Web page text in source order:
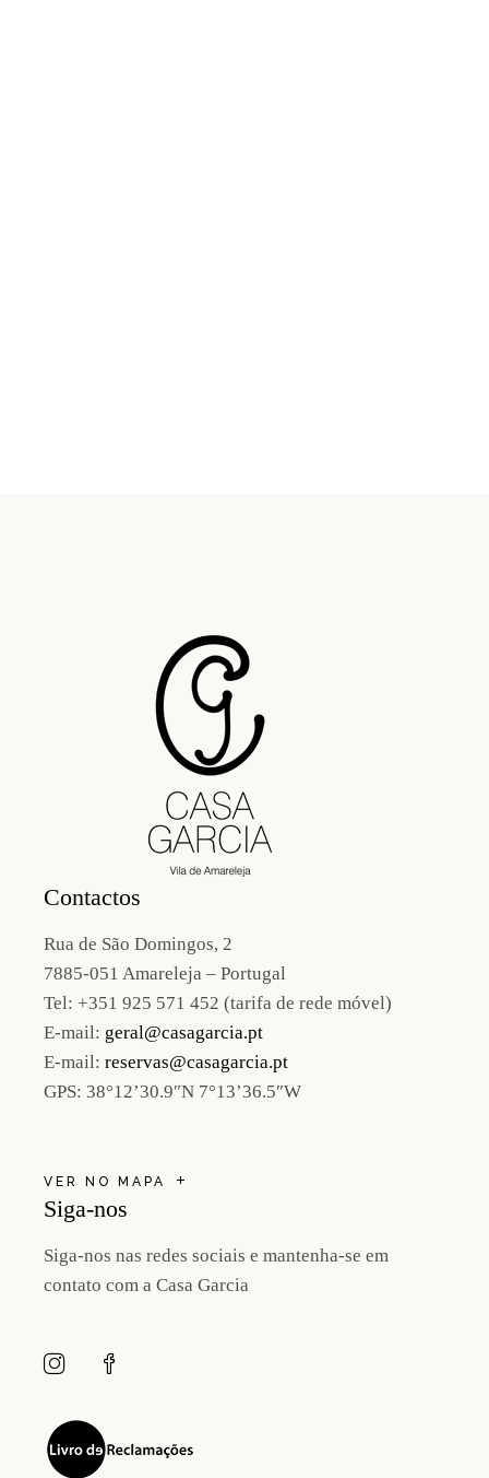
Contactos
Rua de São Domingos, 2
7885-051 Amareleja – Portugal
Tel: +351 925 571 452 (tarifa de rede móvel)
E-mail: geral@casagarcia.pt
E-mail: reservas@casagarcia.pt
GPS: 38°12’30.9″N 7°13’36.5″W
VER NO MAPA
Siga-nos
Siga-nos nas redes sociais e mantenha-se em
contato com a Casa Garcia